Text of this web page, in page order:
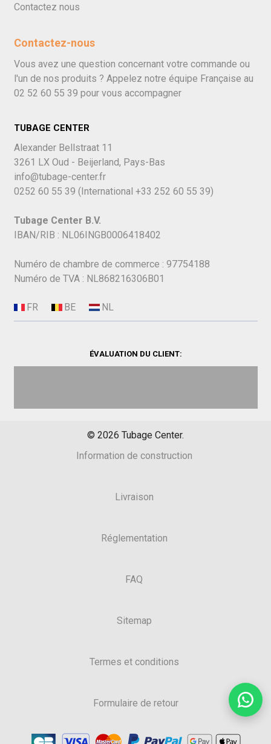
Contactez nous
Contactez-nous
Vous avez une question concernant votre commande ou
l'un de nos produits ? Appelez notre équipe Française au
02 52 60 55 39 pour vous accompagner
TUBAGE CENTER
Alexander Bellstraat 11
3261 LX Oud - Beijerland, Pays-Bas
info@tubage-center.fr
0252 60 55 39 (International +33 252 60 55 39)
Tubage Center B.V.
IBAN/RIB : NL06INGB0006418402
Numéro de chambre de commerce : 97754188
Numéro de TVA : NL868216306B01
ÉVALUATION DU CLIENT:
© 2026 Tubage Center.
Information de construction
Livraison
Réglementation
FAQ
Sitemap
Termes et conditions
Formulaire de retour